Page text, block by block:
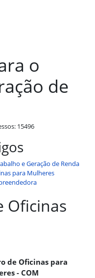
o
de
15496
e Geração de Renda
para Mulheres
Oficinas
de Oficinas para
- COM